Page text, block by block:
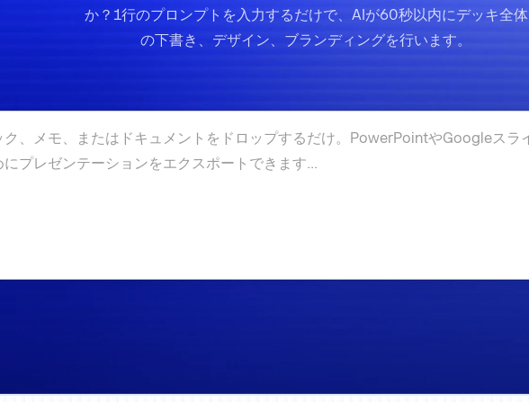
か？1行のプロンプトを入力するだけで、AIが60秒以内にデッキ全体
の下書き、デザイン、ブランディングを行います。